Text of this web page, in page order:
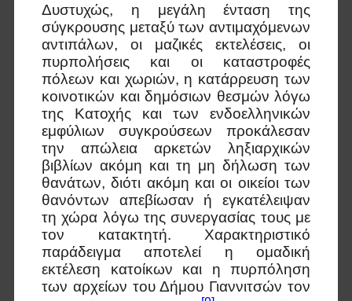
Δυστυχώς, η μεγάλη ένταση της
σύγκρουσης μεταξύ των αντιμαχόμενων
αντιπάλων, οι μαζικές εκτελέσεις, οι
πυρπολήσεις και οι καταστροφές
πόλεων και χωριών, η κατάρρευση των
κοινοτικών και δημόσιων θεσμών λόγω
της Κατοχής και των ενδοελληνικών
εμφύλιων συγκρούσεων προκάλεσαν
την απώλεια αρκετών ληξιαρχικών
βιβλίων ακόμη και τη μη δήλωση των
θανάτων, διότι ακόμη και οι οικείοι των
θανόντων απεβίωσαν ή εγκατέλειψαν
τη χώρα λόγω της συνεργασίας τους με
τον κατακτητή. Χαρακτηριστικό
παράδειγμα αποτελεί η ομαδική
εκτέλεση κατοίκων και η πυρπόληση
των αρχείων του Δήμου Γιαννιτσών τον